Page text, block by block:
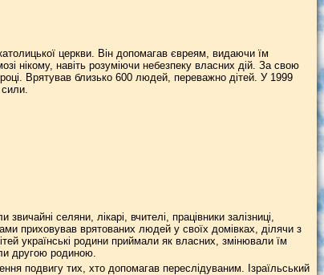
церкви. Він допомагав євреям, видаючи їм
нікому, навіть розуміючи небезпеку власних дій. За свою
Врятував близько 600 людей, переважно дітей. У 1999
селяни, лікарі, вчителі, працівники залізниці,
приховував врятованих людей у своїх домівках, ділячи з
українські родини приймали як власних, змінювали їм
другою родиною.
подвигу тих, хто допомагав переслідуваним. Ізраїльський